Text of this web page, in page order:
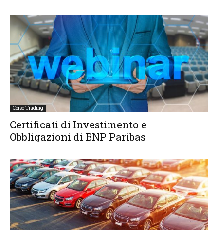
Corso Trading
Certificati di Investimento e
Obbligazioni di BNP Paribas